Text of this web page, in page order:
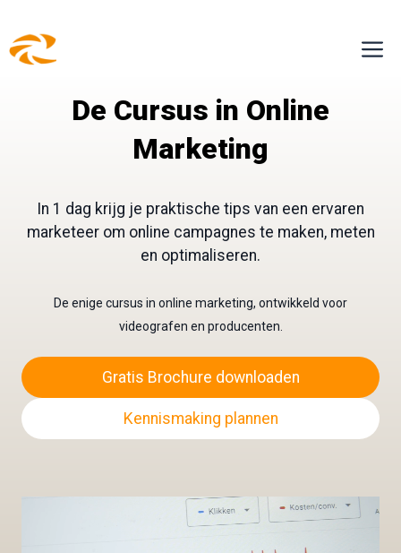
Ga
naar
De Cursus in Online
Marketing
In 1 dag krijg je praktische tips van een ervaren
marketeer om online campagnes te maken, meten
en optimaliseren.
De enige cursus in online marketing, ontwikkeld voor
videografen en producenten.
Gratis Brochure downloaden
Kennismaking plannen